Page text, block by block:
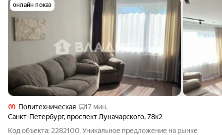
онлайн показ
Политехническая
17 мин.
Санкт-Петербург, проспект Луначарского,78к2
Код объекта: 2282100. Уникальное предложение на рынке